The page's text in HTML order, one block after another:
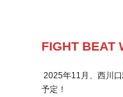
FIGHT BEAT
予定！